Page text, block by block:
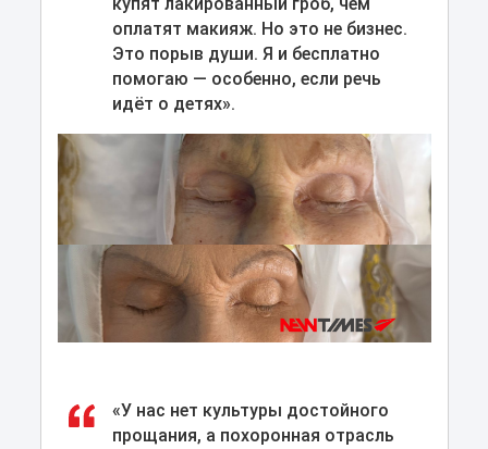
оплатят макияж. Но это не бизнес.
Это порыв души. Я и бесплатно
помогаю — особенно, если речь
идёт о детях».
«У нас нет культуры достойного
прощания, а похоронная отрасль